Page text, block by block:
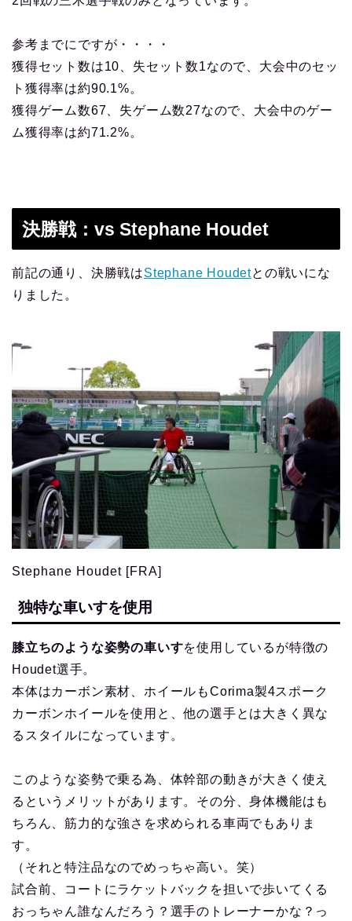
参考までにですが・・・・
獲得セット数は10、失セット数1なので、大会中のセッ
ト獲得率は約90.1%。
獲得ゲーム数67、失ゲーム数27なので、大会中のゲー
ム獲得率は約71.2%。
決勝戦：vs Stephane Houdet
前記の通り、決勝戦はStephane Houdetとの戦いにな
りました。
Stephane Houdet [FRA]
独特な車いすを使用
膝立ちのような姿勢の車いすを使用しているが特徴の
Houdet選手。
本体はカーボン素材、ホイールもCorima製4スポーク
カーボンホイールを使用と、他の選手とは大きく異な
るスタイルになっています。
このような姿勢で乗る為、体幹部の動きが大きく使え
るというメリットがあります。その分、身体機能はも
ちろん、筋力的な強さを求められる車両でもありま
す。
（それと特注品なのでめっちゃ高い。笑）
試合前、コートにラケットバックを担いで歩いてくる
おっちゃん誰なんだろう？選手のトレーナーかな？っ